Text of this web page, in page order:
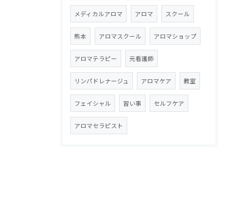
メディカルアロマ アロマ スクール
熊本 アロマスクール アロマショップ
アロマテラピー 元看護師
リンパドレナージュ アロマケア 教室
フェイシャル 習い事 セルフケア
アロマセラピスト